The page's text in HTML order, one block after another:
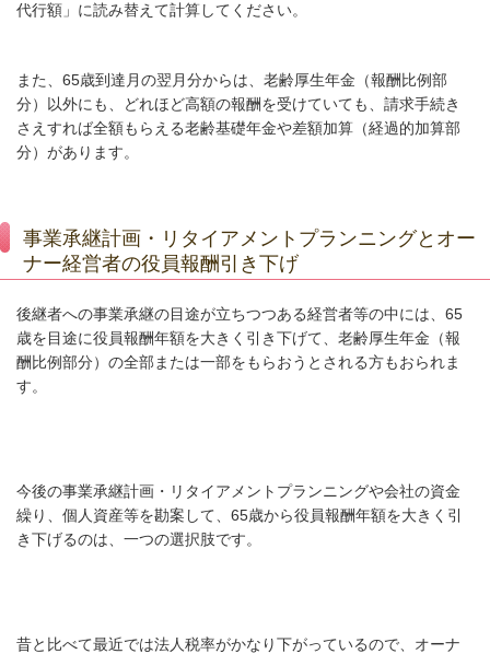
代行額」に読み替えて計算してください。
また、 65歳到達月の翌月分からは、老齢厚生年金（報酬比例部
分）以外にも、どれほど高額の報酬を受けていても、請求手続き
さえすれば全額もらえる老齢基礎年金や差額加算（経過的加算部
分）があります。
事業承継計画・リタイアメントプランニングとオー
ナー経営者の役員報酬引き下げ
後継者への事業承継の目途が立ちつつある経営者等の中には、 65
歳を目途に役員報酬年額を大きく引き下げて、老齢厚生年金（報
酬比例部分）の全部または一部をもらおうとされる方もおられま
す。
今後の事業承継計画・リタイアメントプランニングや会社の資金
繰り、個人資産等を勘案して、 65歳から役員報酬年額を大きく引
き下げるのは、一つの選択肢です。
昔と比べて最近では法人税率がかなり下がっているので、オーナ